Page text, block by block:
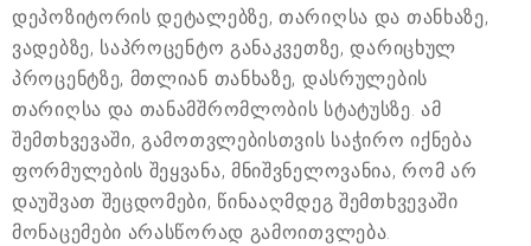
დეპოზიტორის დეტალებზე, თარიღსა და თანხაზე,
ვადებზე, საპროცენტო განაკვეთზე, დარიცხულ
პროცენტზე, მთლიან თანხაზე, დასრულების
თარიღსა და თანამშრომლობის სტატუსზე. ამ
შემთხვევაში, გამოთვლებისთვის საჭირო იქნება
ფორმულების შეყვანა, მნიშვნელოვანია, რომ არ
დაუშვათ შეცდომები, წინააღმდეგ შემთხვევაში
მონაცემები არასწორად გამოითვლება.